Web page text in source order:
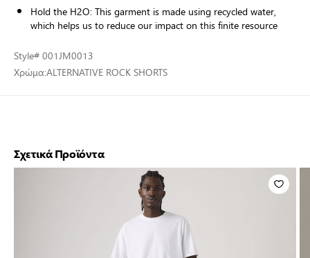
Hold the H2O: This garment is made using recycled water,
which helps us to reduce our impact on this finite resource
Style# 001JM0013
Χρώμα:ALTERNATIVE ROCK SHORTS
Σχετικά Προϊόντα